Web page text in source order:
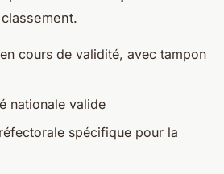
cours de validité, avec tampon
nationale valide
spécifique pour la